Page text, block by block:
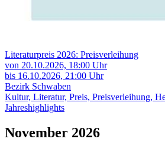
Literaturpreis 2026: Preisverleihung
von 20.10.2026, 18:00 Uhr
bis 16.10.2026, 21:00 Uhr
Bezirk Schwaben
Kultur, Literatur, Preis, Preisverleihung,
Jahreshighlights
November 2026